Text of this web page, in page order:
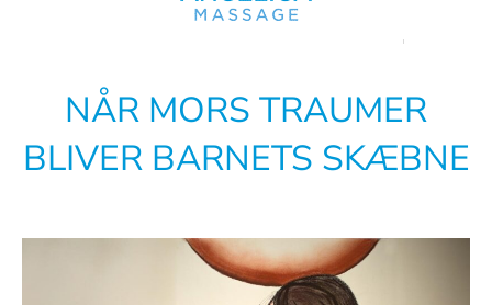
NÅR MORS TRAUMER
BLIVER BARNETS SKÆBNE